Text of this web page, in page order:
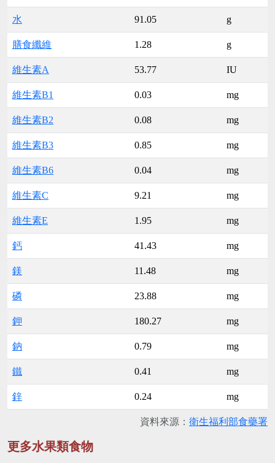
水 91.05 g
膳食纖維 1.28 g
維生素A 53.77 IU
維生素B1 0.03 mg
維生素B2 0.08 mg
維生素B3 0.85 mg
維生素B6 0.04 mg
維生素C 9.21 mg
維生素E 1.95 mg
鈣 41.43 mg
鎂 11.48 mg
磷 23.88 mg
鉀 180.27 mg
鈉 0.79 mg
鐵 0.41 mg
鋅 0.24 mg
資料來源： 衛生福利部食藥署
更多水果類食物